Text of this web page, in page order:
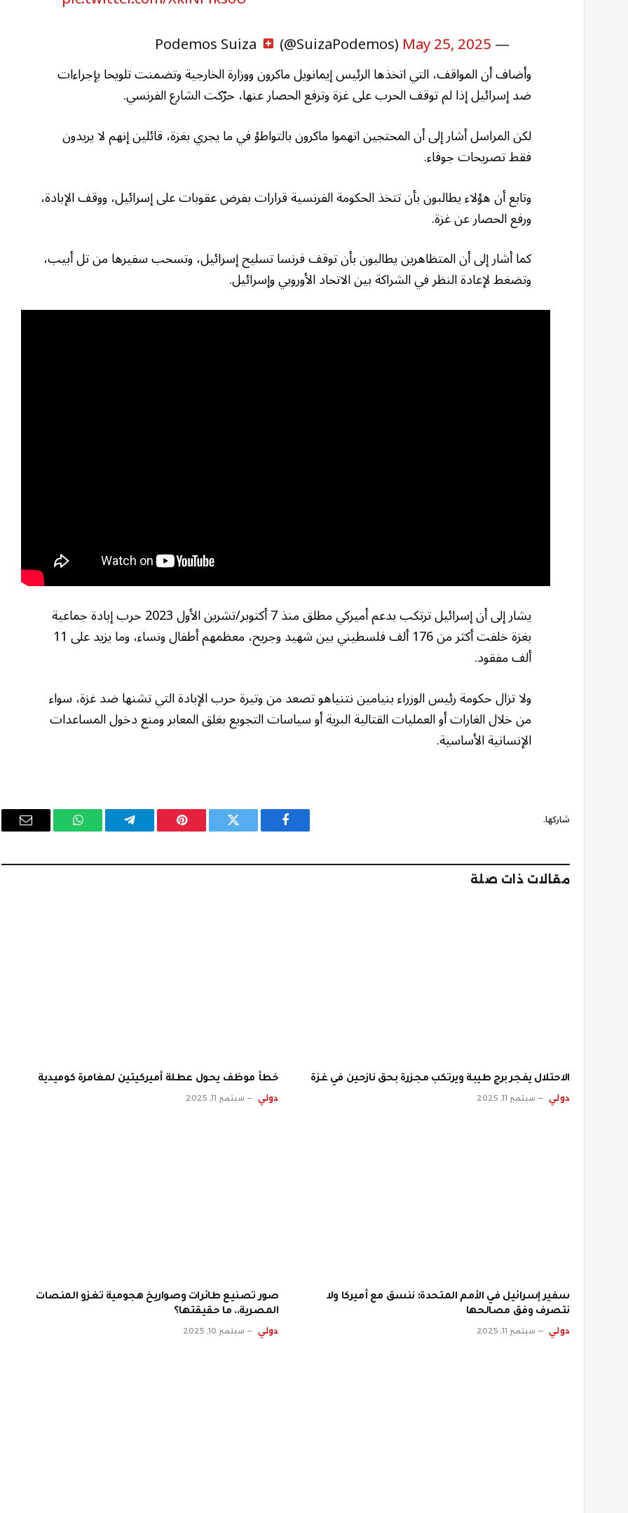
— Podemos Suiza
(@SuizaPodemos)May 25, 2025
وأضاف أن المواقف، التي اتخذها الرئيس إيمانويل ماكرون ووزارة الخارجية وتضمنت تلويحا بإجراءات
ضد إسرائيل إذا لم توقف الحرب على غزة وترفع الحصار عنها، حرّكت الشارع الفرنسي.
لكن المراسل أشار إلى أن المحتجين اتهموا ماكرون بالتواطؤ في ما يجري بغزة، قائلين إنهم لا يريدون
فقط تصريحات جوفاء.
وتابع أن هؤلاء يطالبون بأن تتخذ الحكومة الفرنسية قرارات بفرض عقوبات على إسرائيل، ووقف الإبادة،
ورفع الحصار عن غزة.
كما أشار إلى أن المتظاهرين يطالبون بأن توقف فرنسا تسليح إسرائيل، وتسحب سفيرها من تل أبيب،
وتضغط لإعادة النظر في الشراكة بين الاتحاد الأوروبي وإسرائيل.
يشار إلى أن إسرائيل ترتكب بدعم أميركي مطلق منذ 7 أكتوبر/تشرين الأول 2023 حرب إبادة جماعية
بغزة خلفت أكثر من 176 ألف فلسطيني بين شهيد وجريح، معظمهم أطفال ونساء، وما يزيد على 11
ألف مفقود.
ولا تزال حكومة رئيس الوزراء بنيامين نتنياهو تصعد من وتيرة حرب الإبادة التي تشنها ضد غزة، سواء
من خلال الغارات أو العمليات القتالية البرية أو سياسات التجويع بغلق المعابر ومنع دخول المساعدات
الإنسانية الأساسية.
شاركها.
فيسبوك تويتر بينتيريستتيلقرام واتساب
البريد
مقالات ذات صلة
الاحتلال يفجر برج طيبة ويرتكب مجزرة بحق نازحين في غزة
دولي سبتمبر 11, 2025
خطأ موظف يحول عطلة أميركيتين لمغامرة كوميدية
دولي سبتمبر 11, 2025
سفير إسرائيل في الأمم المتحدة: ننسق مع أميركا ولا
نتصرف وفق مصالحها
دولي سبتمبر 11, 2025
صور تصنيع طائرات وصواريخ هجومية تغزو المنصات
المصرية.. ما حقيقتها؟
دولي سبتمبر 10, 2025